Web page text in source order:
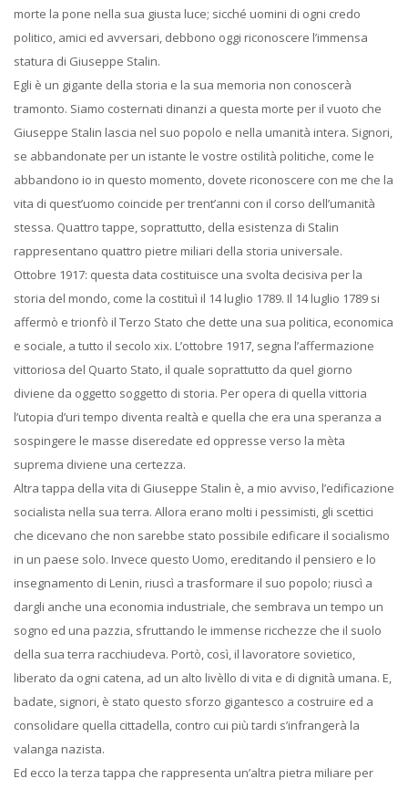
morte la pone nella sua giusta luce; sicché uomini di ogni credo
politico, amici ed avversari, debbono oggi riconoscere l’immensa
statura di Giuseppe Stalin.
Egli è un gigante della storia e la sua memoria non conoscerà
tramonto. Siamo costernati dinanzi a questa morte per il vuoto che
Giuseppe Stalin lascia nel suo popolo e nella umanità intera. Signori,
se abbandonate per un istante le vostre ostilità politiche, come le
abbandono io in questo momento, dovete riconoscere con me che la
vita di quest’uomo coincide per trent’anni con il corso dell’umanità
stessa. Quattro tappe, soprattutto, della esistenza di Stalin
rappresentano quattro pietre miliari della storia universale.
Ottobre 1917: questa data costituisce una svolta decisiva per la
storia del mondo, come la costituì il 14 luglio 1789. Il 14 luglio 1789 si
affermò e trionfò il Terzo Stato che dette una sua politica, economica
e sociale, a tutto il secolo xix. L’ottobre 1917, segna l’affermazione
vittoriosa del Quarto Stato, il quale soprattutto da quel giorno
diviene da oggetto soggetto di storia. Per opera di quella vittoria
l’utopia d’uri tempo diventa realtà e quella che era una speranza a
sospingere le masse diseredate ed oppresse verso la mèta
suprema diviene una certezza.
Altra tappa della vita di Giuseppe Stalin è, a mio avviso, l’edificazione
socialista nella sua terra. Allora erano molti i pessimisti, gli scettici
che dicevano che non sarebbe stato possibile edificare il socialismo
in un paese solo. Invece questo Uomo, ereditando il pensiero e lo
insegnamento di Lenin, riuscì a trasformare il suo popolo; riuscì a
dargli anche una economia industriale, che sembrava un tempo un
sogno ed una pazzia, sfruttando le immense ricchezze che il suolo
della sua terra racchiudeva. Portò, così, il lavoratore sovietico,
liberato da ogni catena, ad un alto livèllo di vita e di dignità umana. E,
badate, signori, è stato questo sforzo gigantesco a costruire ed a
consolidare quella cittadella, contro cui più tardi s’infrangerà la
valanga nazista.
Ed ecco la terza tappa che rappresenta un’altra pietra miliare per